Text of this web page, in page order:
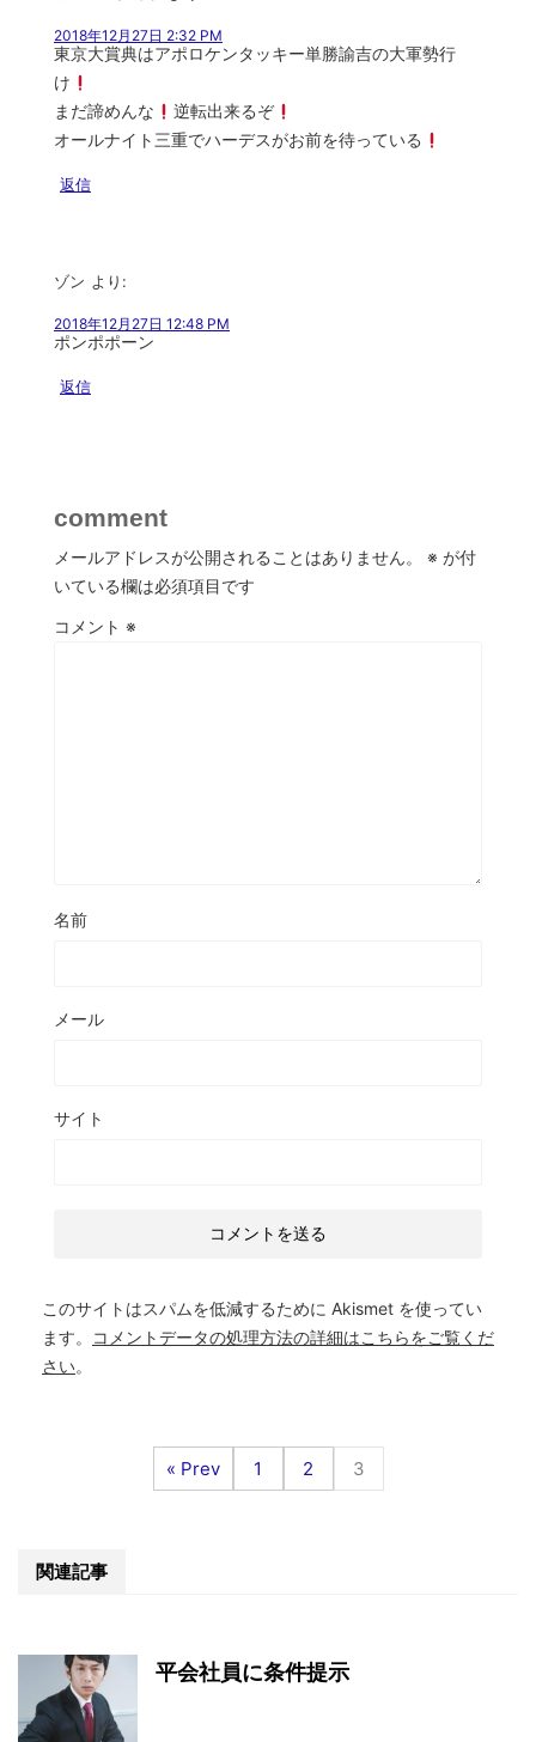
2018年12月27日 2:32 PM
東京大賞典はアポロケンタッキー単勝諭吉の大軍勢行
け
まだ諦めんな
逆転出来るぞ
オールナイト三重でハーデスがお前を待っている
返信
ゾン より:
2018年12月27日 12:48 PM
ポンポポーン
返信
comment
メールアドレスが公開されることはありません。 ※ が付
いている欄は必須項目です
コメント ※
名前
メール
サイト
このサイトはスパムを低減するために Akismet を使ってい
ます。
コメントデータの処理方法の詳細はこちらをご覧くだ
さい。
« Prev 1 2 3
関連記事
平会社員に条件提示